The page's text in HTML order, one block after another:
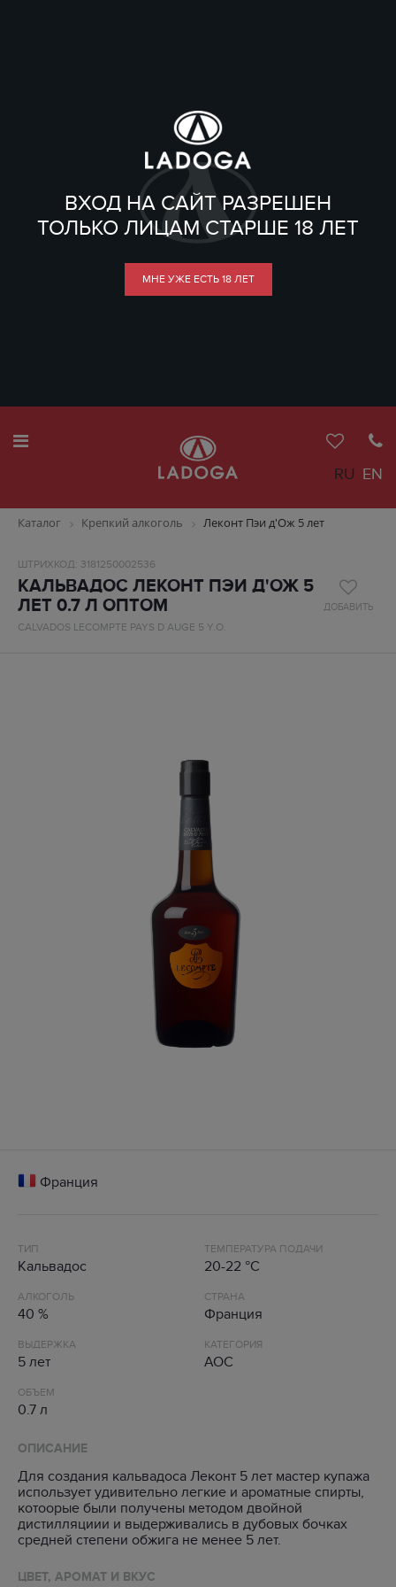
ВХОД НА САЙТ РАЗРЕШЕН
ТОЛЬКО ЛИЦАМ СТАРШЕ 18 ЛЕТ
МНЕ УЖЕ ЕСТЬ 18 ЛЕТ
RU EN
Каталог Крепкий алкоголь Леконт Пэи д'Ож 5 лет
ШТРИХКОД: 3181250002536
КАЛЬВАДОС ЛЕКОНТ ПЭИ Д'ОЖ 5
ЛЕТ 0.7 Л ОПТОМ
CALVADOS LECOMPTE PAYS D`AUGE 5 Y.O.
ДОБАВИТЬ
Франция
ТИП
Кальвадос
АЛКОГОЛЬ
40 %
ВЫДЕРЖКА
5 лет
ОБЪЕМ
0.7 л
ТЕМПЕРАТУРА ПОДАЧИ
20-22 °C
СТРАНА
Франция
КАТЕГОРИЯ
AOC
ОПИСАНИЕ
Для создания кальвадоса Леконт 5 лет мастер купажа
использует удивительно легкие и ароматные спирты,
котоорые были получены методом двойной
дистилляциии и выдерживались в дубовых бочках
средней степени обжига не менее 5 лет.
ЦВЕТ, АРОМАТ И ВКУС